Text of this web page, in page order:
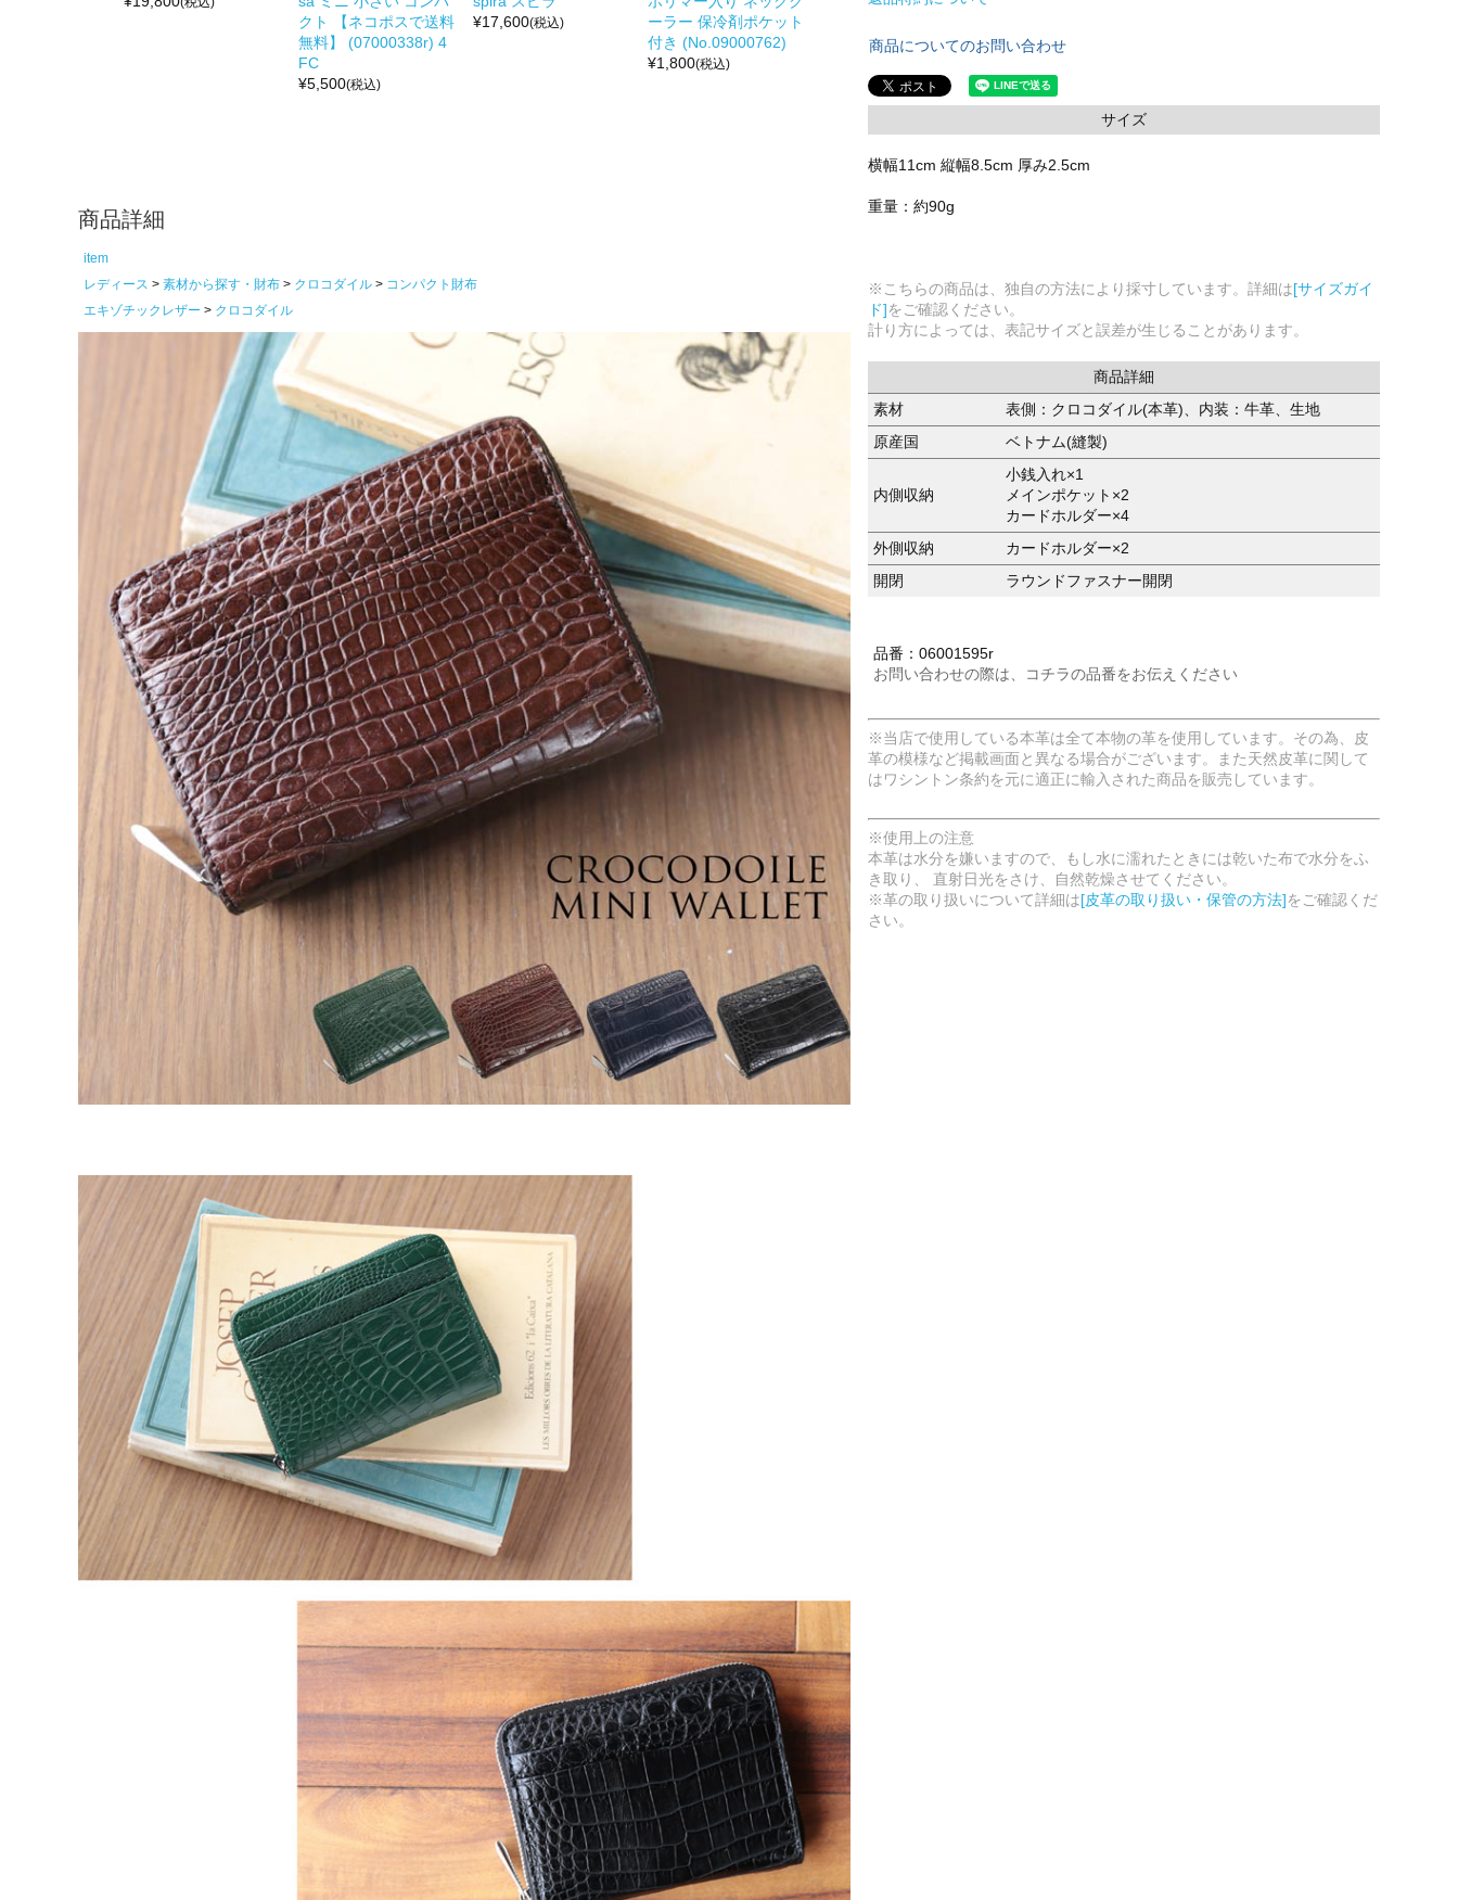
クト 【ネコポスで送料
無料】 (07000338r) 4
FC
¥5,500(税込)
¥17,600(税込)
ーラー 保冷剤ポケット
付き (No.09000762)
¥1,800(税込)
商品詳細
item
レディース
素材から探す・財布 クロコダイル
コンパクト財布
エキゾチックレザー
クロコダイル
商品についてのお問い合わせ
サイズ
横幅11cm 縦幅8.5cm 厚み2.5cm
重量：約90g
※こちらの商品は、独自の方法により採寸しています。詳細は[サイズガイ
ド]をご確認ください。
計り方によっては、表記サイズと誤差が生じることがあります。
商品詳細
素材
表側：クロコダイル(本革)、内装：牛革、生地
原産国
ベトナム(縫製)
内側収納
小銭入れ×1
メインポケット×2
カードホルダー×4
外側収納
カードホルダー×2
開閉
ラウンドファスナー開閉
品番：06001595r
お問い合わせの際は、コチラの品番をお伝えください
※当店で使用している本革は全て本物の革を使用しています。その為、皮
革の模様など掲載画面と異なる場合がございます。また天然皮革に関して
はワシントン条約を元に適正に輸入された商品を販売しています。
※使用上の注意
本革は水分を嫌いますので、もし水に濡れたときには乾いた布で水分をふ
き取り、 直射日光をさけ、自然乾燥させてください。
※革の取り扱いについて詳細は[皮革の取り扱い・保管の方法]をご確認くだ
さい。